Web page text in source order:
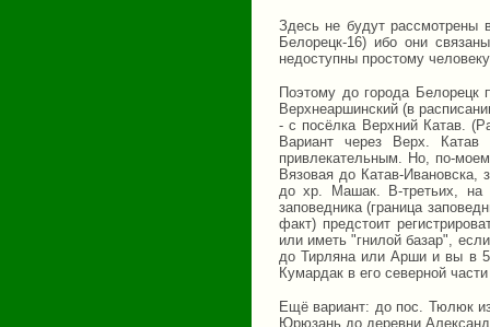
Здесь не будут рассмотрены
Белорецк-16) ибо они
недоступны простому
Поэтому до города Белорецк
Верхнеаршинский (в
- с посёлка Верхний Катав.
Вариант через Верх.
привлекательным. Но, по-
Вязовая до Катав-Ивановска,
до хр. Машак. В-третьих, на
заповедника (граница
факт) предстоит
или иметь "гнилой базар",
до Тирляна или Арши и вы в 5
Кумардак в его северной
Ещё вариант: до пос. Тюлюк
Юрюзань до деревни